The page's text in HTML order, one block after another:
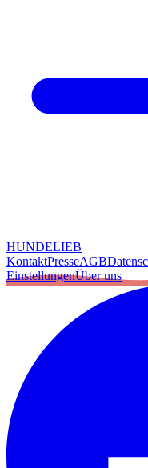
HUNDELIEB
KontaktPresseAGB
EinstellungenÜber uns